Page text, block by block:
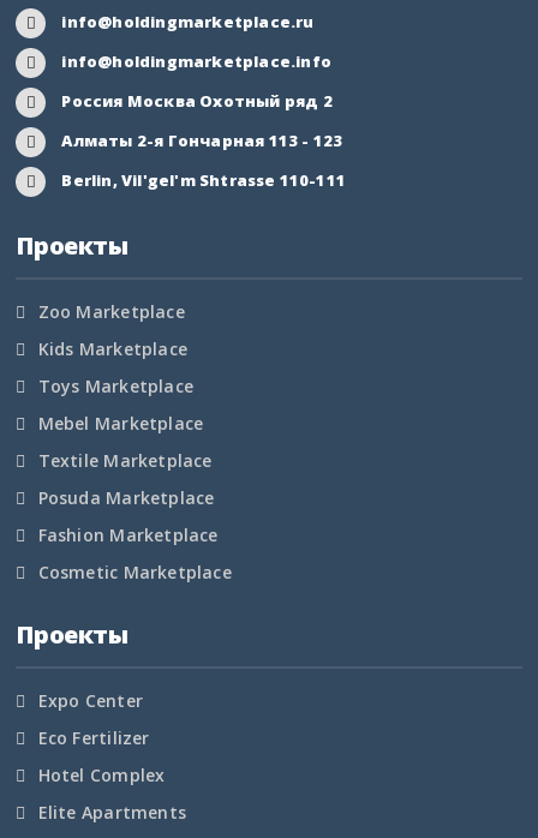
info@holdingmarketplace.ru
info@holdingmarketplace.info
Россия Москва Охотный ряд 2
Алматы 2-я Гончарная 113 - 123
Berlin, Vil'gel'm Shtrasse 110-111
Проекты
Zoo Marketplace
Kids Marketplace
Toys Marketplace
Mebel Marketplace
Textile Marketplace
Posuda Marketplace
Fashion Marketplace
Cosmetic Marketplace
Проекты
Expo Center
Eco Fertilizer
Hotel Complex
Elite Apartments